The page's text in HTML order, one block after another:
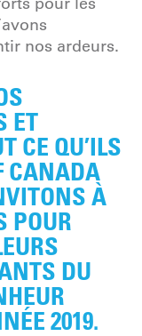
nos ardeurs.
ET
CE QU’ILS
CANADA
À
POUR
DU
2019.